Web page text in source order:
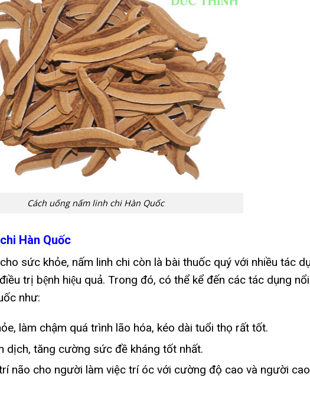
Cách uống nấm linh chi Hàn Quốc
Hàn Quốc
sức khỏe, nấm linh chi còn là bài thuốc quý với nhiều tác
trị bệnh hiệu quả. Trong đó, có thể kể đến các tác dụng nổi
như:
làm chậm quá trình lão hóa, kéo dài tuổi thọ rất tốt.
dịch, tăng cường sức đề kháng tốt nhất.
não cho người làm việc trí óc với cường độ cao và người cao